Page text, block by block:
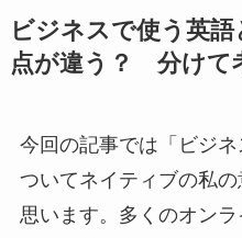
ビジネスで使う英
点が違う？ 分けて
今回の記事では「ビジ
ついてネイティブの私
思います。多くのオンラ